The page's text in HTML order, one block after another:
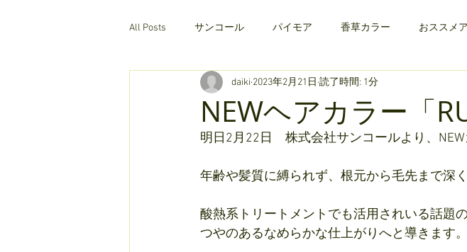
All Posts サンコール パイモア 香草カラー おススメ
オリジナルヘアケア クリレージュ
NEWヘアカラー「
daiki 2023年2月21日 読了時間: 1分
明日2月22日　株式会社サンコールより、
年齢や髪質に縛られず、根元から毛先まで深
酸熱系トリートメントでも活用されいる話題
つやのあるなめらかな仕上がりへと導きます。